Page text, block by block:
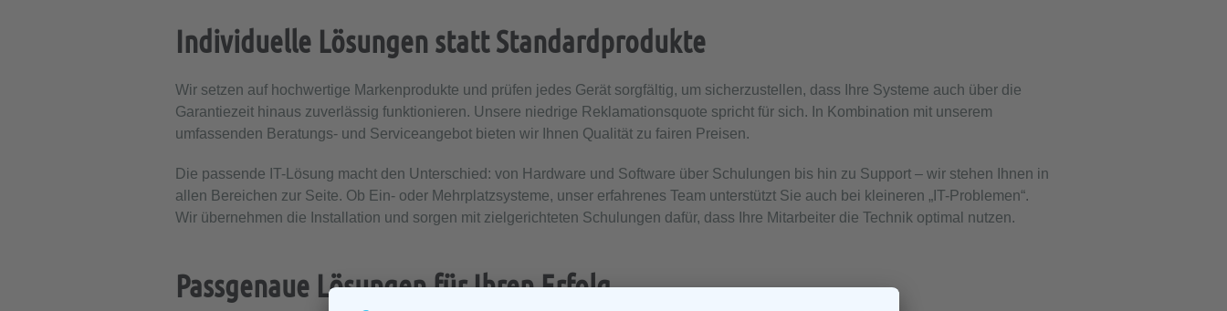
Individuelle Lösungen statt Standardprodukte
Wir setzen auf hochwertige Markenprodukte und prüfen jedes Gerät sorgfältig, um sicherzustellen, dass Ihre Systeme auch über die
Garantiezeit hinaus zuverlässig funktionieren. Unsere niedrige Reklamationsquote spricht für sich. In Kombination mit unserem
umfassenden Beratungs- und Serviceangebot bieten wir Ihnen Qualität zu fairen Preisen.
Die passende IT-Lösung macht den Unterschied: von Hardware und Software über Schulungen bis hin zu Support – wir stehen Ihnen in
allen Bereichen zur Seite. Ob Ein- oder Mehrplatzsysteme, unser erfahrenes Team unterstützt Sie auch bei kleineren „IT-Problemen“.
Wir übernehmen die Installation und sorgen mit zielgerichteten Schulungen dafür, dass Ihre Mitarbeiter die Technik optimal nutzen.
Passgenaue Lösungen für Ihren Erfolg